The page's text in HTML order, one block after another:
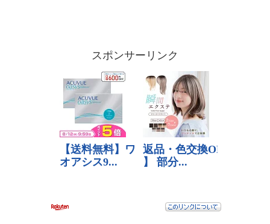
スポンサーリンク